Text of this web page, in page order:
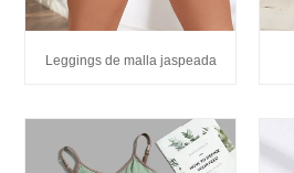
Leggings de malla jaspeada